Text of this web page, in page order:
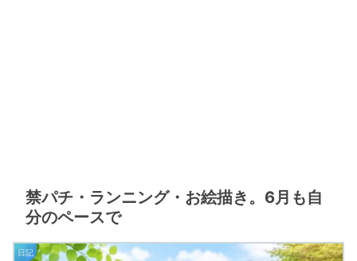
禁パチ・ランニング・お絵描き。6月も自
分のペースで
日記